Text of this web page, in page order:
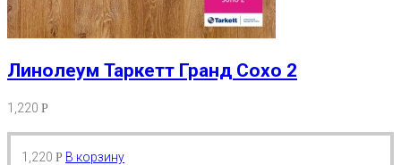
Линолеум Таркетт Гранд Сохо 2
1,220 Р
1,220 Р В корзину